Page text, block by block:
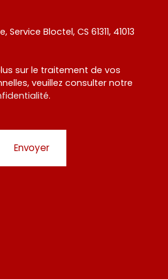
Bloctel, CS 61311, 41013
sur le traitement de vos
veuillez consulter notre
.
Envoyer